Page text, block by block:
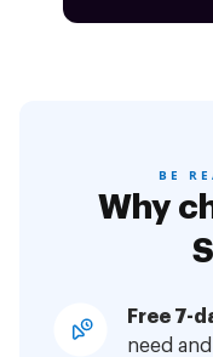
BE
Why
Free 7-
need